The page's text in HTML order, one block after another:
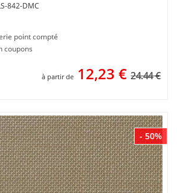
842-DMC
point compté
coupons
à partir de 12,23 € 24.44 €
- 50%